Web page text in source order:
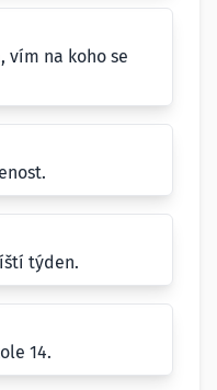
vím na koho se
týden.
14.